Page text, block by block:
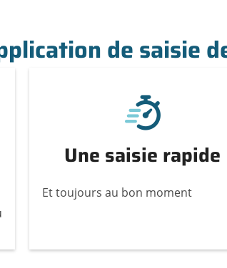
de saisie
Une saisie rapide
Et toujours au bon moment